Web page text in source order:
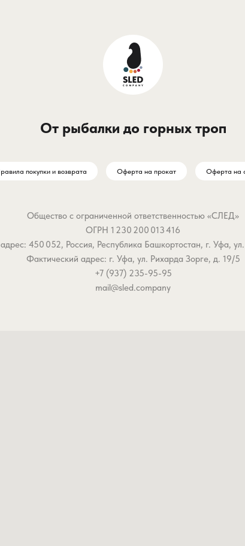
От рыбалки до горных троп
покупки и возврата Оферта на прокат Оферта на
Общество с ограниченной ответственностью «СЛЕД»
ОГРН 1 230 200 013 416
450 052, Россия, Республика Башкортостан, г. Уфа,
Фактический адрес: г. Уфа, ул. Рихарда Зорге, д. 19/5
+7 (937) 235-95-95
mail@sled.company